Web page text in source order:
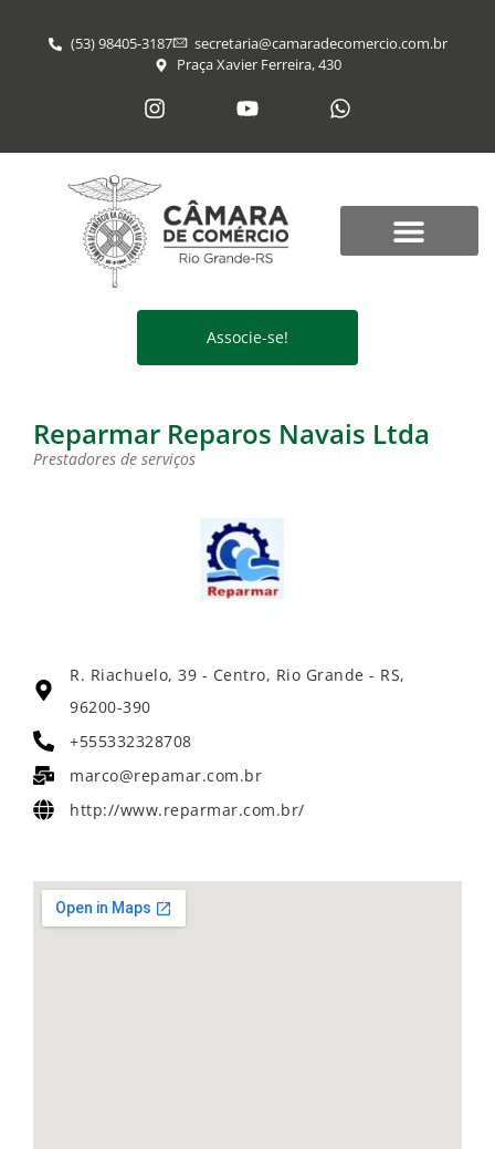
(53) 98405-3187
secretaria@​camaradecomercio.com.br
Praça Xavier Ferreira, 430
Associe-se!
Reparmar Reparos Navais Ltda
Prestadores de serviços
R. Riachuelo, 39 - Centro, Rio Grande - RS,
96200-390
+555332328708
marco@repamar.com.br
http://www.reparmar.com.br/